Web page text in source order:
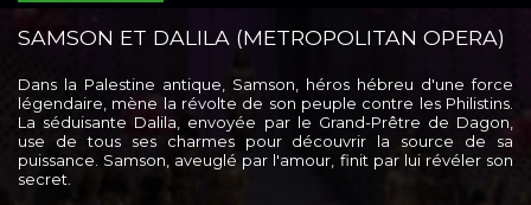
SAMSON ET DALILA (METROPOLITAN OPERA)
Dans la Palestine antique, Samson, héros hébreu d'une force
légendaire, mène la révolte de son peuple contre les Philistins.
La séduisante Dalila, envoyée par le Grand-Prêtre de Dagon,
use de tous ses charmes pour découvrir la source de sa
puissance. Samson, aveuglé par l'amour, finit par lui révéler son
secret.